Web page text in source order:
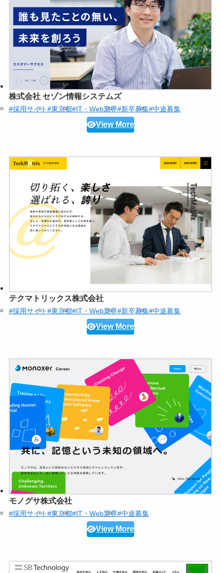
株式会社 セゾン情報システムズ
#採用サイト#東京都#IT・Web業界#新卒募集#中途募集
View More
テクマトリックス株式会社
#採用サイト#東京都#IT・Web業界#新卒募集#中途募集
View More
モノグサ株式会社
#採用サイト#東京都#IT・Web業界#中途募集
View More